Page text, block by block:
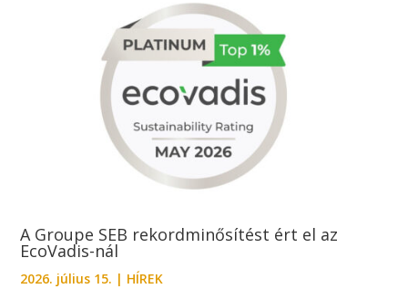
A Groupe SEB rekordminősítést ért el az
EcoVadis-nál
2026. július 15. | HÍREK